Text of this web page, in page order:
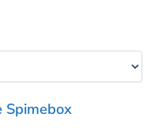
Spimebox